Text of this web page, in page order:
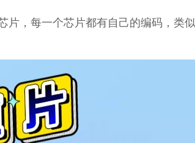
片，每一个芯片都有自己的编码，类